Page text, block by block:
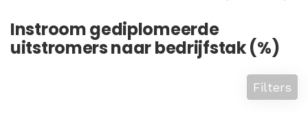
Instroom gediplomeerde
uitstromers naar bedrijfstak (%)
Filters